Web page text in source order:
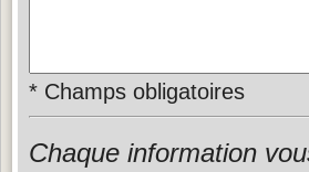
* Champs obligatoires
Chaque information